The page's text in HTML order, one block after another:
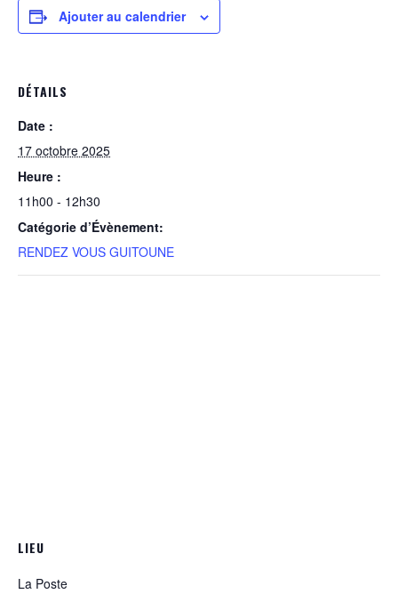
Ajouter au calendrier
DÉTAILS
Date :
17 octobre 2025
Heure :
11h00 - 12h30
Catégorie d’Évènement:
RENDEZ VOUS GUITOUNE
LIEU
La Poste